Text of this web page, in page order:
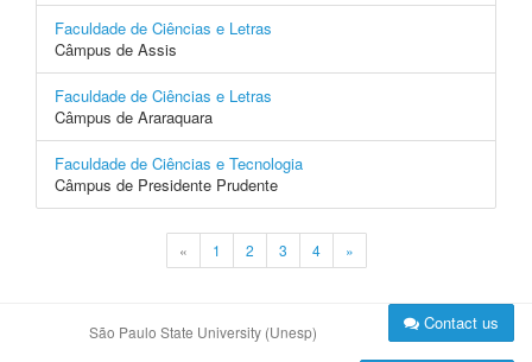
Faculdade de Ciências e Letras
Câmpus de Assis
Faculdade de Ciências e Letras
Câmpus de Araraquara
Faculdade de Ciências e Tecnologia
Câmpus de Presidente Prudente
« 1 2 3 4 »
São Paulo State University (Unesp) Contact us